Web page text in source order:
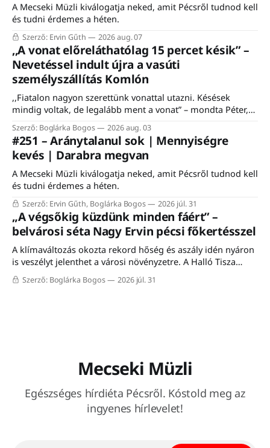
A Mecseki Müzli kiválogatja neked, amit Pécsről tudnod kell
és tudni érdemes a héten.
Szerző: Ervin Gűth 2026 aug. 07
,,A vonat előreláthatólag 15 percet késik” –
Nevetéssel indult újra a vasúti
személyszállítás Komlón
,,Fiatalon nagyon szerettünk vonattal utazni. Késések
mindig voltak, de legalább ment a vonat” – mondta Péter,
egy komlói nyugdíjas, aki felidézte, hogy a vasútnak mindig
is fontos szerepe volt a város életében. Éppen ezért nem is
csoda, hogy a komlói vasútállomáson közel ezerfős tömeg
gyűlt össze szombaton a Komló–Dombóvár-vasútvonal
Szerző: Boglárka Bogos 2026 aug. 03
#251 – Aránytalanul sok | Mennyiségre
kevés | Darabra megvan
A Mecseki Müzli kiválogatja neked, amit Pécsről tudnod kell
és tudni érdemes a héten.
Szerző: Ervin Gűth, Boglárka Bogos 2026 júl. 31
„A végsőkig küzdünk minden fáért” –
belvárosi séta Nagy Ervin pécsi főkertésszel
A klímaváltozás okozta rekord hőség és aszály idén nyáron
is veszélyt jelenthet a városi növényzetre. A Halló Tisza
Sziget séta-fórumán Nagy Ervin, Pécs főkertésze mesélt a
városon belüli növénytelepítés kihívásairól, a meglévő
Szerző: Boglárka Bogos 2026 júl. 31
Mecseki Müzli
Egészséges hírdiéta Pécsről. Kóstold meg az
ingyenes hírlevelet!